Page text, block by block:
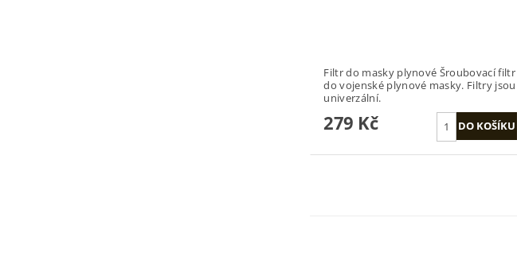
Filtr do masky plynové Šroubovací filtr
do vojenské plynové masky. Filtry jsou
univerzální.
279 Kč